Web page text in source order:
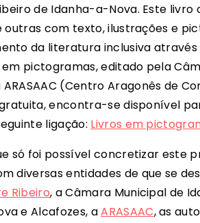
de Idanha-a-Nova. Este
outras com texto, ilustrações e
da literatura inclusiva
em pictogramas, editado pela
(Centro Aragonês de
encontra-se disponível
ligação: Livros em
só foi possível concretizar este
diversas entidades de que se
Ribeiro, a Câmara Municipal de
e Alcafozes, aARASAAC, as